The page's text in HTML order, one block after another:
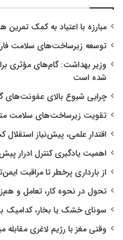
مبارزه با اعتیاد به کمک
توسعه زیرساخت‌های سلامت فارس با ۳ پروژه
وزیر بهداشت: گام‌های مؤثری
شده است
چرایی شیوع بالای عفونت‌های
تقویت زیرساخت‌های سلامت
اقتدار علمی، پیش‌نیاز
اهمیت یادگیری کنترل ادرار پیش از ۴
از بارداری پرخطر تا مراقبت
تحول در نحوه کار، تعامل و
سونای خشک یا بخار، کدامیک
وقتی مغز با رژیم لاغری مقابله